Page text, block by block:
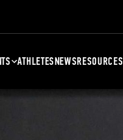
ATHLETESNEWSRESOURCES